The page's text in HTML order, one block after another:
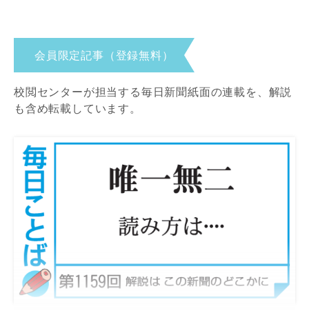
会員限定記事（登録無料）
校閲センターが担当する毎日新聞紙面の連載を、解説
も含め転載しています。